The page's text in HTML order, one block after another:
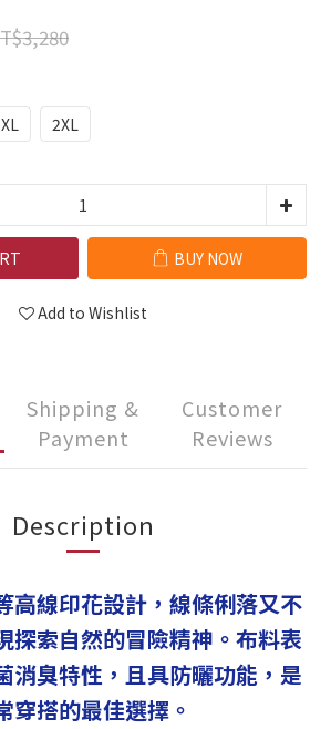
XL 2XL
BUY NOW
Add to Wishlist
Shipping &
Payment
Customer
Reviews
Description
高線印花設計，線條俐落又不
探索自然的冒險精神。布料表
消臭特性，且具防曬功能，是
穿搭的最佳選擇。